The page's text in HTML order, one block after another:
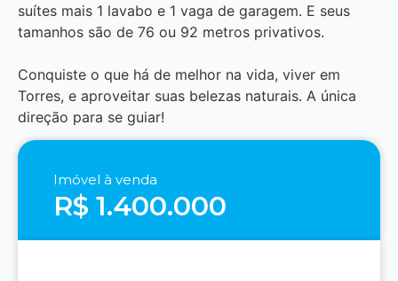
suítes mais 1 lavabo e 1 vaga de garagem. E seus
tamanhos são de 76 ou 92 metros privativos.
Conquiste o que há de melhor na vida, viver em
Torres, e aproveitar suas belezas naturais. A única
direção para se guiar!
Imóvel à venda
R$ 1.400.000